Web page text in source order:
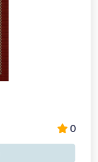
0